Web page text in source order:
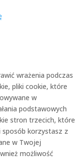
wrażenia podczas
pliki cookie, które
w
podstawowych
stron trzecich, które
korzystasz z
w Twojej
możliwość